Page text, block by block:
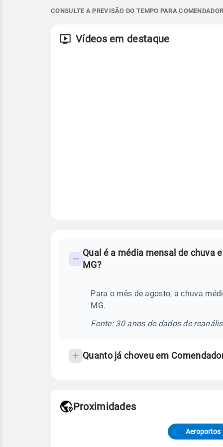
18°36°
18°27°
NE - 5km/h
NE - 20km/h
CONSULTE A PREVISÃO DO TEMPO PARA
Vídeos em destaque
Perguntas
Qual é a média mensal de chuva
MG?
Para o mês de agosto, a chuva
MG.
Fonte: 30 anos de dados de
Quanto já choveu em
de Tempo e Estudos Climáticos
Proximidades
Aeroportos